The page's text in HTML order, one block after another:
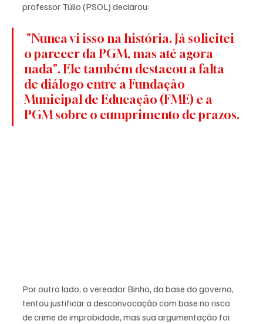
professor Túlio (PSOL) declarou:
o parecer da PGM, mas até agora
nada". Ele também destacou a falta
de diálogo entre a Fundação
Municipal de Educação (FME) e a
PGM sobre o cumprimento de prazos.
Por outro lado, o vereador Binho, da base do governo,
tentou justificar a desconvocação com base no risco
de crime de improbidade, mas sua argumentação foi